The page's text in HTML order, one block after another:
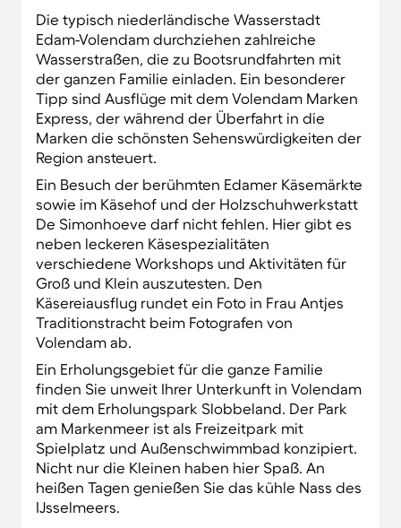
Die typisch niederländische Wasserstadt
Edam-Volendam durchziehen zahlreiche
Wasserstraßen, die zu Bootsrundfahrten mit
der ganzen Familie einladen. Ein besonderer
Tipp sind Ausflüge mit dem Volendam Marken
Express, der während der Überfahrt in die
Marken die schönsten Sehenswürdigkeiten der
Region ansteuert.
Ein Besuch der berühmten Edamer Käsemärkte
sowie im Käsehof und der Holzschuhwerkstatt
De Simonhoeve darf nicht fehlen. Hier gibt es
neben leckeren Käsespezialitäten
verschiedene Workshops und Aktivitäten für
Groß und Klein auszutesten. Den
Käsereiausflug rundet ein Foto in Frau Antjes
Traditionstracht beim Fotografen von
Volendam ab.
Ein Erholungsgebiet für die ganze Familie
finden Sie unweit Ihrer Unterkunft in Volendam
mit dem Erholungspark Slobbeland. Der Park
am Markenmeer ist als Freizeitpark mit
Spielplatz und Außenschwimmbad konzipiert.
Nicht nur die Kleinen haben hier Spaß. An
heißen Tagen genießen Sie das kühle Nass des
IJsselmeers.